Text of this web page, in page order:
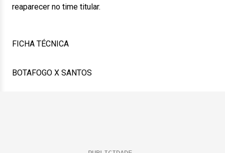
reaparecer no time titular.
FICHA TÉCNICA
BOTAFOGO X SANTOS